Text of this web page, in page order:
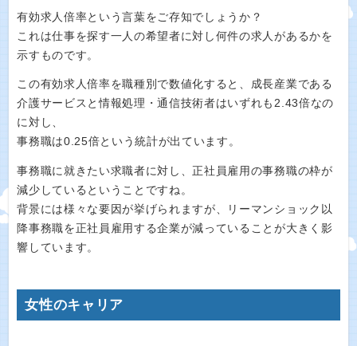
有効求人倍率という言葉をご存知でしょうか？
これは仕事を探す一人の希望者に対し何件の求人があるかを
示すものです。
この有効求人倍率を職種別で数値化すると、成長産業である
介護サービスと情報処理・通信技術者はいずれも2.43倍なの
に対し、
事務職は0.25倍という統計が出ています。
事務職に就きたい求職者に対し、正社員雇用の事務職の枠が
減少しているということですね。
背景には様々な要因が挙げられますが、リーマンショック以
降事務職を正社員雇用する企業が減っていることが大きく影
響しています。
女性のキャリア